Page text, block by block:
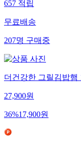
657적립
무료배송
207명구매중
더건강한 그릴김밥햄
27,900원
36%17,900원